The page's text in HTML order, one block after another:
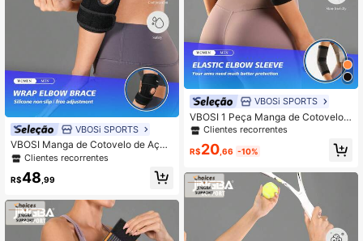
VBOSi SPORTS
VBOSI Manga de Cotovelo de Aço
Ajustável, Unissex, Adequada para
al da Coderas
Clientes recorrentes
R$48 ,99
VBOSi SPORTS
VBOSI 1 Peça Manga de Cotovelo E
lástica e Respirável Unissex, Adequ
Basquete, Pesca, Fitness
Clientes recorrentes
R$20 ,66 -10%